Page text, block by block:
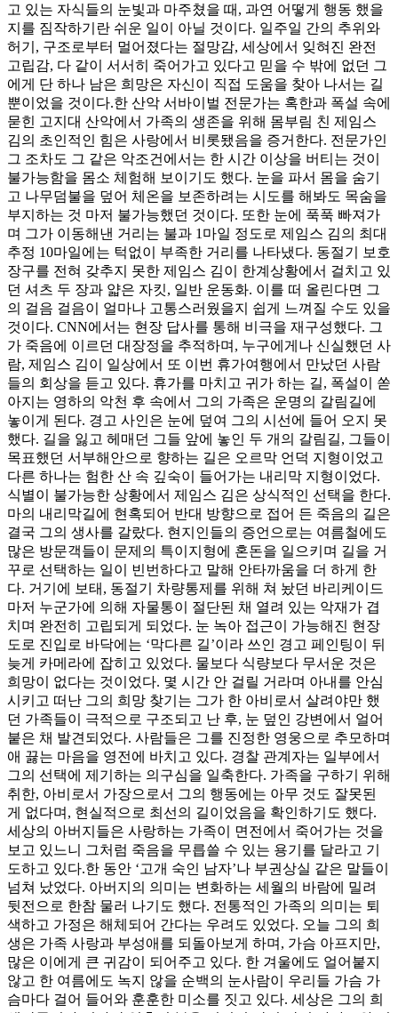
고 있는 자식들의 눈빛과 마주쳤을 때, 과연 어떻게 행동 했을
지를 짐작하기란 쉬운 일이 아닐 것이다. 일주일 간의 추위와
허기, 구조로부터 멀어졌다는 절망감, 세상에서 잊혀진 완전
고립감, 다 같이 서서히 죽어가고 있다고 믿을 수 밖에 없던 그
에게 단 하나 남은 희망은 자신이 직접 도움을 찾아 나서는 길
뿐이었을 것이다.한 산악 서바이벌 전문가는 혹한과 폭설 속에
묻힌 고지대 산악에서 가족의 생존을 위해 몸부림 친 제임스
김의 초인적인 힘은 사랑에서 비롯됐음을 증거한다. 전문가인
그 조차도 그 같은 악조건에서는 한 시간 이상을 버티는 것이
불가능함을 몸소 체험해 보이기도 했다. 눈을 파서 몸을 숨기
고 나무덤불을 덮어 체온을 보존하려는 시도를 해봐도 목숨을
부지하는 것 마저 불가능했던 것이다. 또한 눈에 푹푹 빠져가
며 그가 이동해낸 거리는 불과 1마일 정도로 제임스 김의 최대
추정 10마일에는 턱없이 부족한 거리를 나타냈다. 동절기 보호
장구를 전혀 갖추지 못한 제임스 김이 한계상황에서 걸치고 있
던 셔츠 두 장과 얇은 자킷, 일반 운동화. 이를 떠 올린다면 그
의 걸음 걸음이 얼마나 고통스러웠을지 쉽게 느껴질 수도 있을
것이다. CNN에서는 현장 답사를 통해 비극을 재구성했다. 그
가 죽음에 이르던 대장정을 추적하며, 누구에게나 신실했던 사
람, 제임스 김이 일상에서 또 이번 휴가여행에서 만났던 사람
들의 회상을 듣고 있다. 휴가를 마치고 귀가 하는 길, 폭설이 쏟
아지는 영하의 악천 후 속에서 그의 가족은 운명의 갈림길에
놓이게 된다. 경고 사인은 눈에 덮여 그의 시선에 들어 오지 못
했다. 길을 잃고 헤매던 그들 앞에 놓인 두 개의 갈림길, 그들이
목표했던 서부해안으로 향하는 길은 오르막 언덕 지형이었고
다른 하나는 험한 산 속 깊숙이 들어가는 내리막 지형이었다.
식별이 불가능한 상황에서 제임스 김은 상식적인 선택을 한다.
마의 내리막길에 현혹되어 반대 방향으로 접어 든 죽음의 길은
결국 그의 생사를 갈랐다. 현지인들의 증언으로는 여름철에도
많은 방문객들이 문제의 특이지형에 혼돈을 일으키며 길을 거
꾸로 선택하는 일이 빈번하다고 말해 안타까움을 더 하게 한
다. 거기에 보태, 동절기 차량통제를 위해 쳐 놨던 바리케이드
마저 누군가에 의해 자물통이 절단된 채 열려 있는 악재가 겹
치며 완전히 고립되게 되었다. 눈 녹아 접근이 가능해진 현장
도로 진입로 바닥에는 ‘막다른 길’이라 쓰인 경고 페인팅이 뒤
늦게 카메라에 잡히고 있었다. 물보다 식량보다 무서운 것은
희망이 없다는 것이었다. 몇 시간 안 걸릴 거라며 아내를 안심
시키고 떠난 그의 희망 찾기는 그가 한 아비로서 살려야만 했
던 가족들이 극적으로 구조되고 난 후, 눈 덮인 강변에서 얼어
붙은 채 발견되었다. 사람들은 그를 진정한 영웅으로 추모하며
애 끓는 마음을 영전에 바치고 있다. 경찰 관계자는 일부에서
그의 선택에 제기하는 의구심을 일축한다. 가족을 구하기 위해
취한, 아비로서 가장으로서 그의 행동에는 아무 것도 잘못된
게 없다며, 현실적으로 최선의 길이었음을 확인하기도 했다.
세상의 아버지들은 사랑하는 가족이 면전에서 죽어가는 것을
보고 있느니 그처럼 죽음을 무릅쓸 수 있는 용기를 달라고 기
도하고 있다.한 동안 ‘고개 숙인 남자’나 부권상실 같은 말들이
넘쳐 났었다. 아버지의 의미는 변화하는 세월의 바람에 밀려
뒷전으로 한참 물러 나기도 했다. 전통적인 가족의 의미는 퇴
색하고 가정은 해체되어 간다는 우려도 있었다. 오늘 그의 희
생은 가족 사랑과 부성애를 되돌아보게 하며, 가슴 아프지만,
많은 이에게 큰 귀감이 되어주고 있다. 한 겨울에도 얼어붙지
않고 한 여름에도 녹지 않을 순백의 눈사람이 우리들 가슴 가
슴마다 걸어 들어와 훈훈한 미소를 짓고 있다. 세상은 그의 희